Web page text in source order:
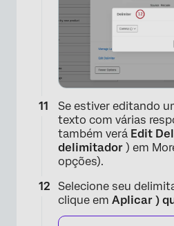
Se estiver editando
texto com várias
também verá Edit
delimitador ) em
opções).
Selecione seu
clique em Aplicar )